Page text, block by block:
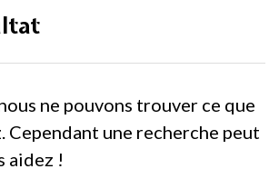
ne pouvons trouver ce que
Cependant une recherche peut
aidez !